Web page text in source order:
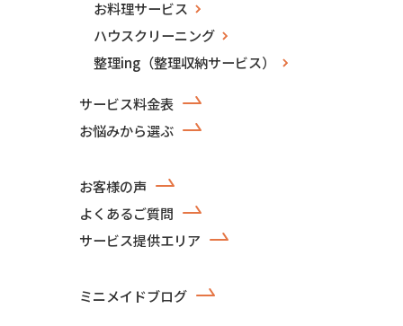
お料理サービス
ハウスクリーニング
整理ing（整理収納サービス）
サービス料金表
お悩みから選ぶ
お客様の声
よくあるご質問
サービス提供エリア
ミニメイドブログ